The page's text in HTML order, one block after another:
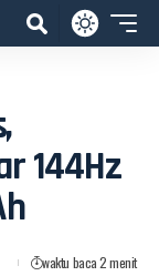
144Hz
waktu baca 2 menit